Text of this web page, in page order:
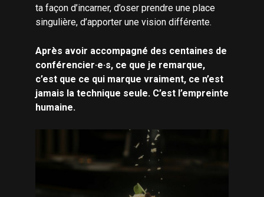
ta façon d’incarner, d’oser prendre une place
singulière, d’apporter une vision différente.
Après avoir accompagné des centaines de
conférencier·e·s, ce que je remarque,
c’est que ce qui marque vraiment, ce n’est
jamais la technique seule. C’est l’empreinte
humaine.